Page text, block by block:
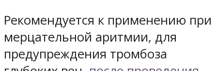
Рекомендуется к применению при
мерцательной аритмии, для
предупреждения тромбоза